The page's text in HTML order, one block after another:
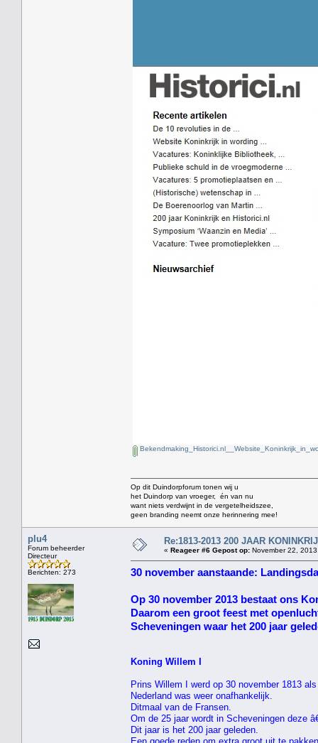
Op dit Duindorpforum tonen wij u
het Duindorp van vroeger, én van nu
want niets verdwijnt in de vergetelheidszee,
geen branding neemt onze herinnering mee!
plu4
Forum beheerder
Directeur
Berichten: 273
Re:1813-2013 200 JAAR
« Reageer #6 Gepost op: November 22,
30 november aanstaande:
Op 30 november 2013 bestaat ons
Daarom een groot feest met
Scheveningen waar het 200 jaar
Koning Willem I
Prins Willem I werd op 30 november 1813
Nederland was weer onafhankelijk.
Ditmaal van de Fransen.
Om de 25 jaar wordt in Scheveningen deze
Dit jaar is het 200 jaar geleden.